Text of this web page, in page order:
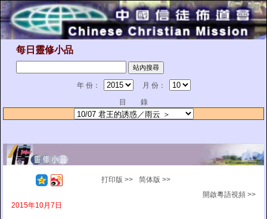
每日靈修小品
年 份：
月 份：
目 錄
打印版 >>
简体版 >>
開啟粵語視頻 >>
2015年10月7日